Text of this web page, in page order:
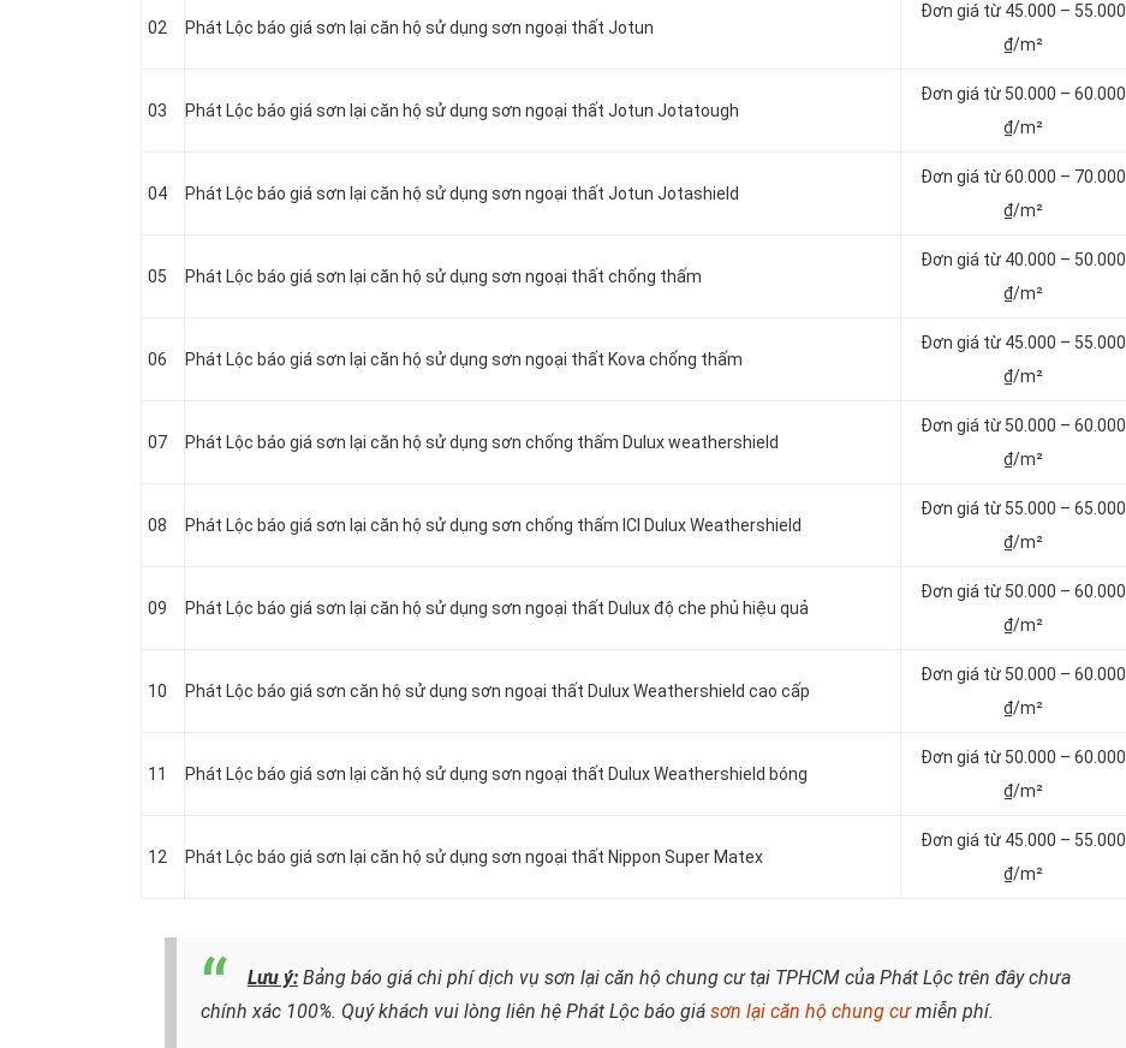
02 Phát Lộc báo giá sơn lại căn hộ sử dụng sơn ngoại thất Jotun
Đơn giá từ 45.000 – 55.000
₫/m²
03 Phát Lộc báo giá sơn lại căn hộ sử dụng sơn ngoại thất Jotun Jotatough
Đơn giá từ 50.000 – 60.000
₫/m²
04 Phát Lộc báo giá sơn lại căn hộ sử dụng sơn ngoại thất Jotun Jotashield
Đơn giá từ 60.000 – 70.000
₫/m²
05 Phát Lộc báo giá sơn lại căn hộ sử dụng sơn ngoại thất chống thấm
Đơn giá từ 40.000 – 50.000
₫/m²
06 Phát Lộc báo giá sơn lại căn hộ sử dụng sơn ngoại thất Kova chống thấm
Đơn giá từ 45.000 – 55.000
₫/m²
07 Phát Lộc báo giá sơn lại căn hộ sử dụng sơn chống thấm Dulux weathershield
Đơn giá từ 50.000 – 60.000
₫/m²
08 Phát Lộc báo giá sơn lại căn hộ sử dụng sơn chống thấm ICI Dulux Weathershield
Đơn giá từ 55.000 – 65.000
₫/m²
09 Phát Lộc báo giá sơn lại căn hộ sử dụng sơn ngoại thất Dulux độ che phủ hiệu quả
Đơn giá từ 50.000 – 60.000
₫/m²
10 Phát Lộc báo giá sơn căn hộ sử dụng sơn ngoại thất Dulux Weathershield cao cấp
Đơn giá từ 50.000 – 60.000
₫/m²
11 Phát Lộc báo giá sơn lại căn hộ sử dụng sơn ngoại thất Dulux Weathershield bóng
Đơn giá từ 50.000 – 60.000
₫/m²
12 Phát Lộc báo giá sơn lại căn hộ sử dụng sơn ngoại thất Nippon Super Matex
Đơn giá từ 45.000 – 55.000
₫/m²
Lưu ý: Bảng báo giá chi phí dịch vụ sơn lại căn hộ chung cư tại TPHCM của Phát Lộc trên đây chưa
chính xác 100%. Quý khách vui lòng liên hệ Phát Lộc báo giá sơn lại căn hộ chung cưmiễn phí.